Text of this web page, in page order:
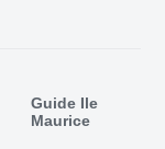
Guide Ile
Maurice